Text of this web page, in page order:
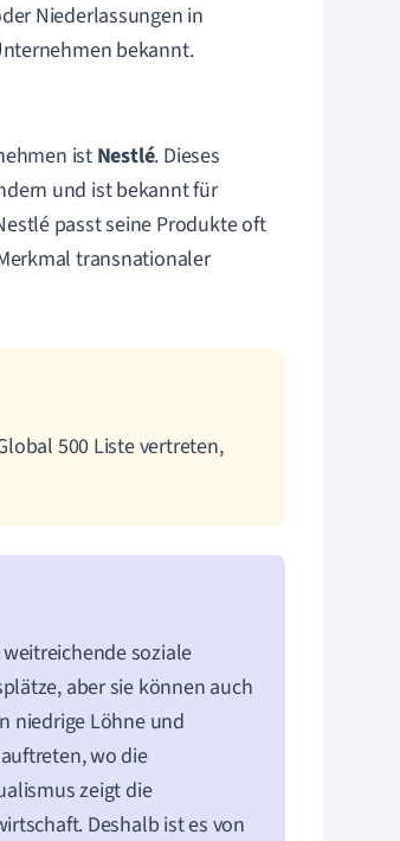
Niederlassungen in
bekannt.
ist Nestlé. Dieses
und ist bekannt für
passt seine Produkte oft
transnationaler
500 Liste vertreten,
soziale
aber sie können auch
niedrige Löhne und
wo die
zeigt die
Deshalb ist es von